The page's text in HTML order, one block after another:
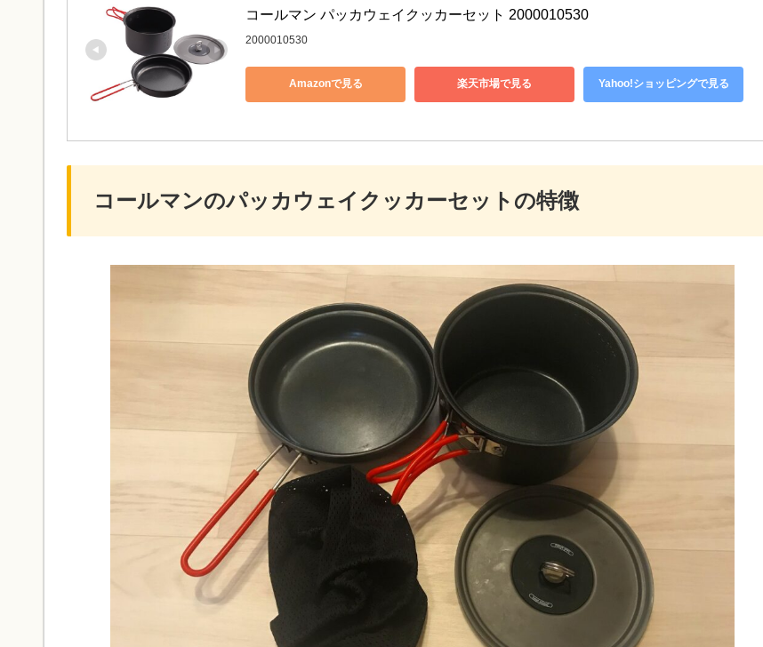
コールマン パッカウェイクッカーセット 2000010530
2000010530
Amazonで見る 楽天市場で見る Yahoo!ショッピングで見る
コールマンのパッカウェイクッカーセットの特徴